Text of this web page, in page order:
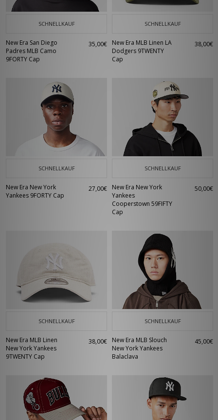
SCHNELLKAUF
New Era San Diego
Padres MLB Camo
9FORTY Cap
35,00€
SCHNELLKAUF
New Era MLB Linen LA
Dodgers 9TWENTY
Cap
38,00€
SCHNELLKAUF
New Era New York
Yankees 9FORTY Cap
27,00€
SCHNELLKAUF
New Era New York
Yankees
Cooperstown 59FIFTY
Cap
50,00€
SCHNELLKAUF
New Era MLB Linen
New York Yankees
9TWENTY Cap
38,00€
SCHNELLKAUF
New Era MLB Slouch
New York Yankees
Balaclava
45,00€